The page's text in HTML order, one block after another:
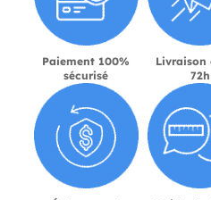
Paiement 100%
sécurisé
Livraison
72h